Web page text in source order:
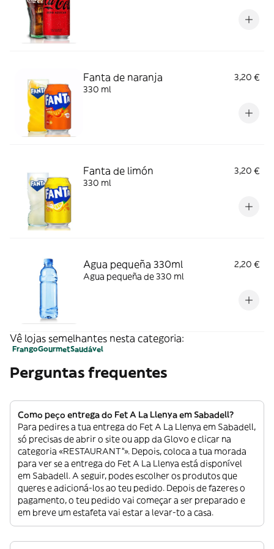
Fanta de naranja
3,20 €
330 ml
Fanta de limón
3,20 €
330 ml
Agua pequeña 330ml
2,20 €
Agua pequeña de 330 ml
Vê lojas semelhantes nesta categoria:
FrangoGourmetSaudável
Perguntas frequentes
Como peço entrega do Fet A La Llenya em Sabadell?
Para pedires a tua entrega do Fet A La Llenya em Sabadell,
só precisas de abrir o site ou app da Glovo e clicar na
categoria «RESTAURANT”». Depois, coloca a tua morada
para ver se a entrega do Fet A La Llenya está disponível
em Sabadell. A seguir, podes escolher os produtos que
queres e adicioná-los ao teu pedido. Depois de fazeres o
pagamento, o teu pedido vai começar a ser preparado e
em breve um estafeta vai estar a levar-to a casa.